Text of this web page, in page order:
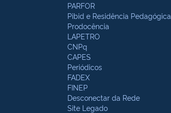
PARFOR
Pibid e Residência Pedagógica
Prodocência
LAPETRO
CNPq
CAPES
Periódicos
FADEX
FINEP
Desconectar da Rede
Site Legado